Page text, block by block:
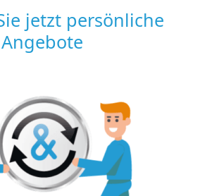
jetzt persönliche
Angebote